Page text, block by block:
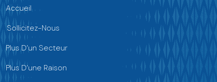
Accueil
Sollicitez-Nous
Plus D’un Secteur
Plus D’une Raison